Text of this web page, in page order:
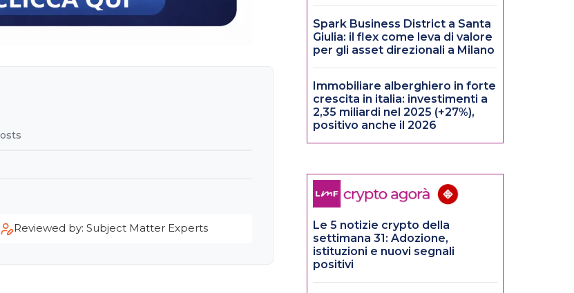
Reviewed by: Subject Matter Experts
Spark Business District a Santa
Giulia: il flex come leva di valore
per gli asset direzionali a Milano
Immobiliare alberghiero in forte
crescita in italia: investimenti a
2,35 miliardi nel 2025 (+27%),
positivo anche il 2026
Le 5 notizie crypto della
settimana 31: Adozione,
istituzioni e nuovi segnali
positivi